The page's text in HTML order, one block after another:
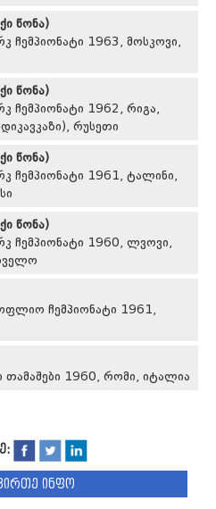
წონა)
ჩემპიონატი 1963, მოსკოვი,
წონა)
ჩემპიონატი 1962, რიგა,
რუსეთი
წონა)
ჩემპიონატი 1961, ტალინი,
წონა)
ჩემპიონატი 1960, ლვოვი,
ჩემპიონატი 1961,
1960, რომი, იტალია
ინფო